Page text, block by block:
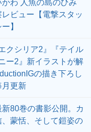
かわ 人魚の島のひみ
ビュー【電撃スタッ
】
クシリア2』『テイル
ー2』新イラストが解
の描き下ろし
月更新
新80巻の書影公開。カ
蒙恬、そして鎧姿の